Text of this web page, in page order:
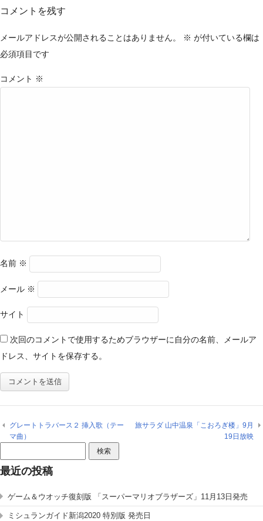
コメントを残す
メールアドレスが公開されることはありません。 ※ が付いている欄は
必須項目です
コメント ※
名前 ※
メール ※
サイト
次回のコメントで使用するためブラウザーに自分の名前、メールア
ドレス、サイトを保存する。
グレートトラバース２ 挿入歌（テー
マ曲）
旅サラダ 山中温泉「こおろぎ楼」9月
19日放映
索:
最近の投稿
ゲーム＆ウオッチ復刻版 「スーパーマリオブラザーズ」11月13日発売
ミシュランガイド新潟2020 特別版 発売日